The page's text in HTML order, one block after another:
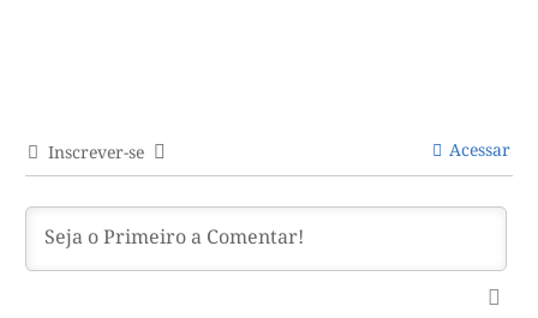
Inscrever-se Acessar